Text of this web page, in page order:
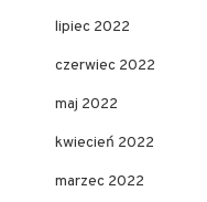
lipiec 2022
czerwiec 2022
maj 2022
kwiecień 2022
marzec 2022